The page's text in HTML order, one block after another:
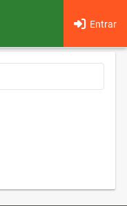
Entrar